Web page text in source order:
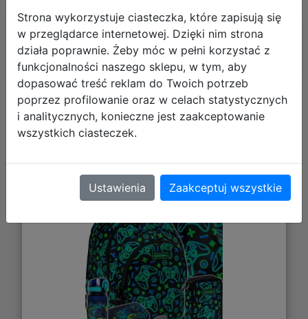
Polecane
AstraBag Zestaw Szkolny Game On
5el. Plecak AB330 502026019 +
503026031 + Z17964 + Z18964
Strona wykorzystuje ciasteczka, które zapisują się
w przeglądarce internetowej. Dzięki nim strona
działa poprawnie. Żeby móc w pełni korzystać z
funkcjonalności naszego sklepu, w tym, aby
dopasować treść reklam do Twoich potrzeb
poprzez profilowanie oraz w celach statystycznych
i analitycznych, konieczne jest zaakceptowanie
wszystkich ciasteczek.
Ustawienia Zaakceptuj wszystkie